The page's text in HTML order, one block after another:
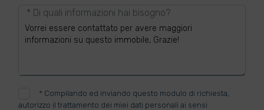
* Di quali informazioni hai bisogno?
* Compilando ed inviando questo modulo di richiesta,
autorizzo il trattamento dei miei dati personali ai sensi